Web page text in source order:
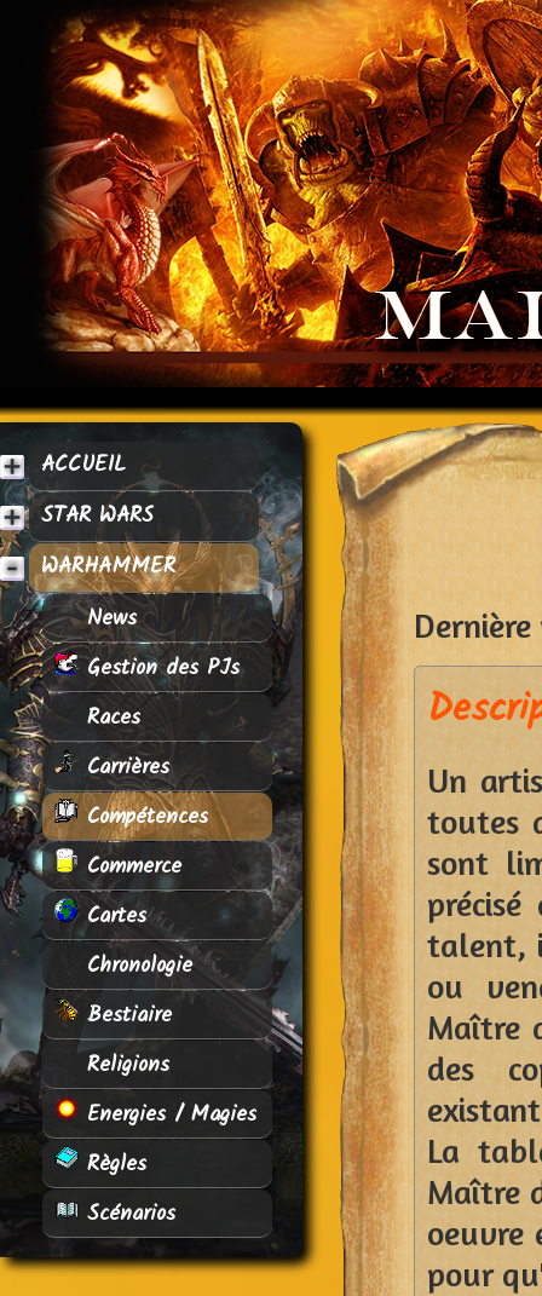
ACCUEIL
STAR WARS
WARHAMMER
News
Gestion des PJs
Races
Carrières
Compétences
Commerce
Cartes
Chronologie
Bestiaire
Religions
Energies / Magies
Règles
Scénarios
Un
toutes
sont
talent,
ou
Maître
des
La
Maître
oeuvre
pour